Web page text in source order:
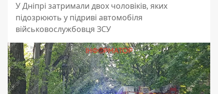
У Дніпрі затримали двох чоловіків, яких
підозрюють у підриві автомобіля
військовослужбовця ЗСУ